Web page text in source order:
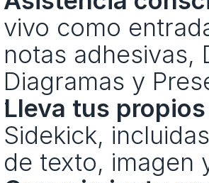
vivo como
notas adhesivas,
Diagramas y
Lleva tus
Sidekick,
de texto, imagen